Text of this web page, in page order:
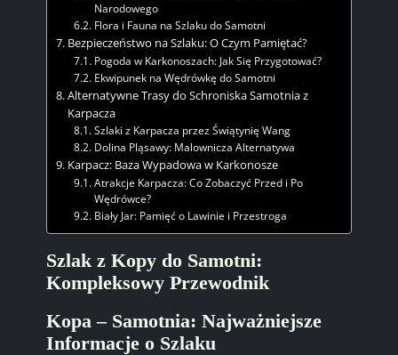
Narodowego
Flora i Fauna na Szlaku do Samotni
Bezpieczeństwo na Szlaku: O Czym Pamiętać?
Pogoda w Karkonoszach: Jak Się Przygotować?
Ekwipunek na Wędrówkę do Samotni
Alternatywne Trasy do Schroniska Samotnia z
Karpacza
Szlaki z Karpacza przez Świątynię Wang
Dolina Pląsawy: Malownicza Alternatywa
Karpacz: Baza Wypadowa w Karkonosze
Atrakcje Karpacza: Co Zobaczyć Przed i Po
Wędrówce?
Biały Jar: Pamięć o Lawinie i Przestroga
Szlak z Kopy do Samotni:
Kompleksowy Przewodnik
Kopa – Samotnia: Najważniejsze
Informacje o Szlaku